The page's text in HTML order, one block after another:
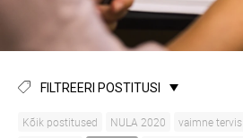
FILTREERI POSTITUSI
Kõik postitused NULA 2020 vaimne tervis